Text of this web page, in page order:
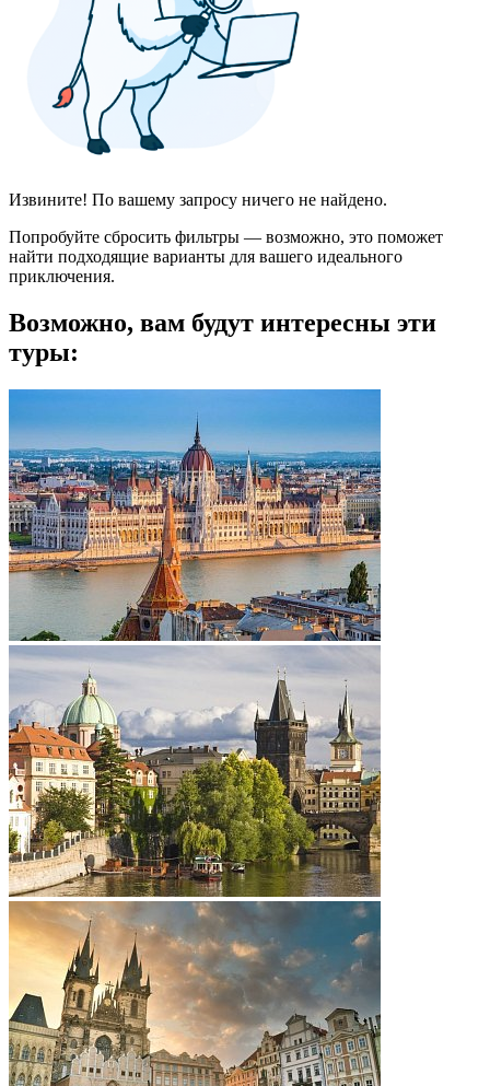
Извините! По вашему запросу ничего не найдено.
Попробуйте сбросить фильтры — возможно, это поможет
найти подходящие варианты для вашего идеального
приключения.
Возможно, вам будут интересны эти
туры: